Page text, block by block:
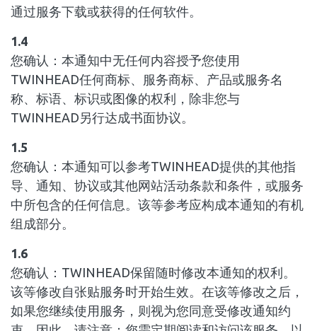
通过服务下载或获得的任何软件。
1.4
您确认：本通知中无任何内容授予您使用
TWINHEAD任何商标、服务商标、产品或服务名
称、标语、标识或图像的权利，除非您与
TWINHEAD另行达成书面协议。
1.5
您确认：本通知可以参考TWINHEAD提供的其他指
导、通知、协议或其他网站活动条款和条件，或服务
中所包含的任何信息。该等参考应构成本通知的有机
组成部分。
1.6
您确认：TWINHEAD保留随时修改本通知的权利。
该等修改自张贴服务时开始生效。在该等修改之后，
如果您继续使用服务，则视为您同意受修改通知约